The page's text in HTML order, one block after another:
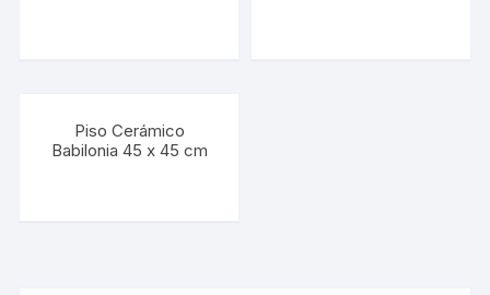
Piso Cerámico
Babilonia 45 x 45 cm